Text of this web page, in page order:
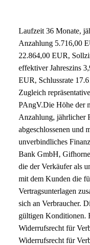
Laufzeit 36 Monate,
Anzahlung 5.716,00
22.864,00 EUR,
effektiver Jahreszins
EUR, Schlussrate
Zugleich
PAngV.Die Höhe der
Anzahlung, jährlicher
abgeschlossenen und
unverbindliches
Bank GmbH,
die der Verkäufer als
mit dem Kunden die
Vertragsunterlagen
sich an Verbraucher.
gültigen Konditionen.
Widerrufsrecht für
Widerrufsrecht für